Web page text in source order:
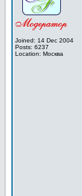
Joined: 14 Dec 2004
Posts: 6237
Location: Москва